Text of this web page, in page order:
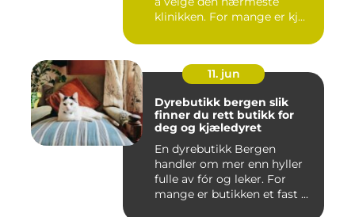
klinikken. For mange er kj...
11. jun
Dyrebutikk bergen slik
finner du rett butikk for
deg og kjæledyret
En dyrebutikk Bergen
handler om mer enn hyller
fulle av fór og leker. For
mange er butikken et fast ...